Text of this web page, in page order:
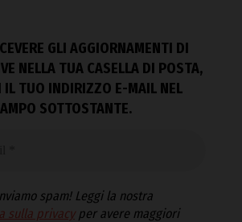
GLI AGGIORNAMENTI DI
NELLA TUA CASELLA DI POSTA,
IL TUO INDIRIZZO E-MAIL NEL
SOTTOSTANTE.
spam! Leggi la nostra
sulla privacyper avere maggiori